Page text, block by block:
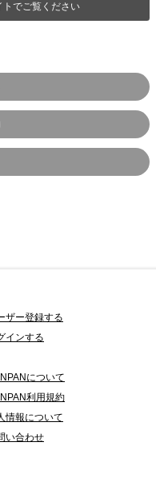
でご覧ください
ザー登録する
インする
について
利用規約
情報について
い合わせ